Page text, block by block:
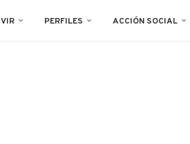
PERFILES ACCIÓN SOCIAL